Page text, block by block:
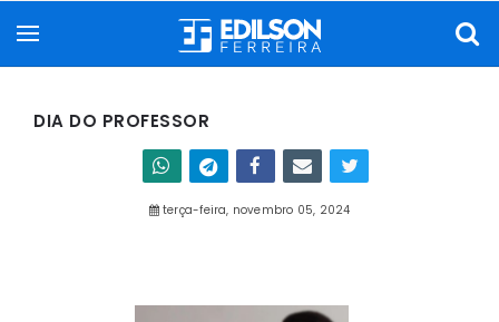
DIA DO PROFESSOR
terça-feira, novembro 05, 2024